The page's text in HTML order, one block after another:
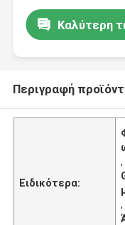
Καλύτερη
Περιγραφή
Ειδικότερα:
,
,